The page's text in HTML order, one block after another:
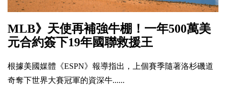
MLB》天使再補強牛棚！一年500萬美
元合約簽下19年國聯救援王
根據美國媒體《ESPN》報導指出，上個賽季隨著洛杉磯道
奇奪下世界大賽冠軍的資深牛......